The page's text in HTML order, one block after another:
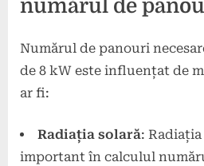
numărul de
Numărul de panouri
de 8 kW este influențat de
ar fi:
Radiația solară:
important în calculul